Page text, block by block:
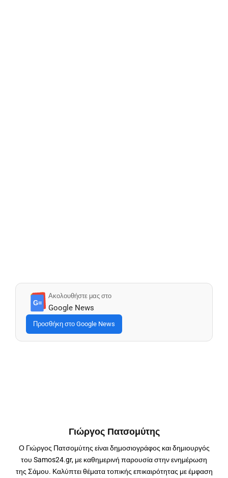
G≡
Ακολουθήστε μας στο
Google News
Προσθήκη στο Google News
Γιώργος Πατσομύτης
Ο Γιώργος Πατσομύτης είναι δημοσιογράφος και δημιουργός
του Samos24.gr, με καθημερινή παρουσία στην ενημέρωση
της Σάμου. Καλύπτει θέματα τοπικής επικαιρότητας με έμφαση